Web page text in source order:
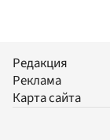
Редакция
Реклама
Карта сайта